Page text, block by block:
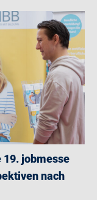
19. jobmesse
nach